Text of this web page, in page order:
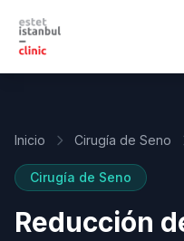
Inicio Cirugía de Seno
Cirugía de Seno
Reducción